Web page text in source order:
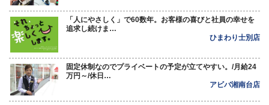
「人にやさしく」で60数年。お客様の喜びと社員の幸せを
追求し続けま…
ひまわり士別店
固定休制なのでプライベートの予定が立てやすい。/月給24
万円～/休日…
アビバ湘南台店